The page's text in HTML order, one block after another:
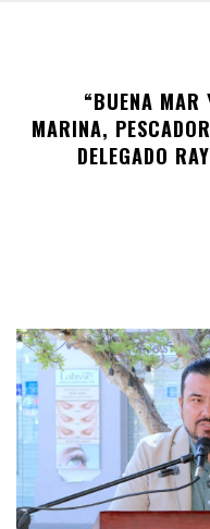
“BUENA MAR
MARINA,
DELEGADO